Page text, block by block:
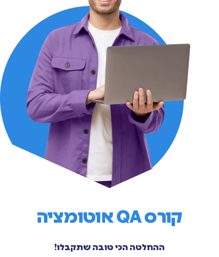
קורס QA אוטומציה
ההחלטה הכי טובה שתקבלו!